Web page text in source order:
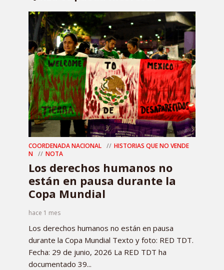
COORDENADA NACIONAL
HISTORIAS QUE NO VENDE
N
NOTA
Los derechos humanos no
están en pausa durante la
Copa Mundial
hace 1 mes
Los derechos humanos no están en pausa
durante la Copa Mundial Texto y foto: RED TDT.
Fecha: 29 de junio, 2026 La RED TDT ha
documentado 39...